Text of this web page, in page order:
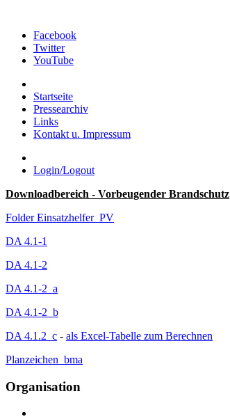
Facebook
Twitter
YouTube
Startseite
Pressearchiv
Links
Kontakt u. Impressum
Login/Logout
Downloadbereich - Vorbeugender Brandschutz
Folder Einsatzhelfer_PV
DA 4.1-1
DA 4.1-2
DA 4.1-2_a
DA 4.1-2_b
DA 4.1.2_c - als Excel-Tabelle zum Berechnen
Planzeichen_bma
Organisation